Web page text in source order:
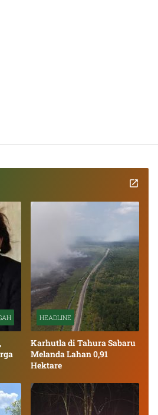
HEADLINE
Karhutla di Tahura Sabaru
Melanda Lahan 0,91
Hektare